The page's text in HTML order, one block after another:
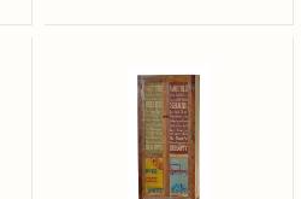
Opbergkast
Speedway
Meerkleurig